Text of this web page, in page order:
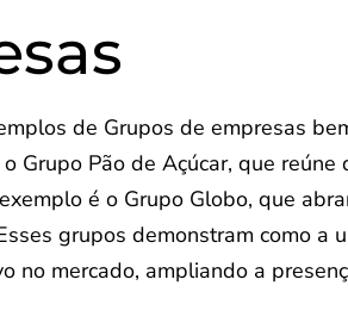
de Grupos de empresas
Grupo Pão de Açúcar, que
é o Grupo Globo, que
grupos demonstram como a
no mercado, ampliando a